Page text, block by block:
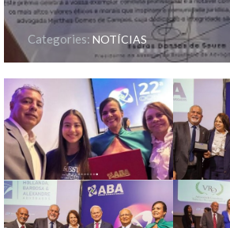
Categories: NOTÍCIAS